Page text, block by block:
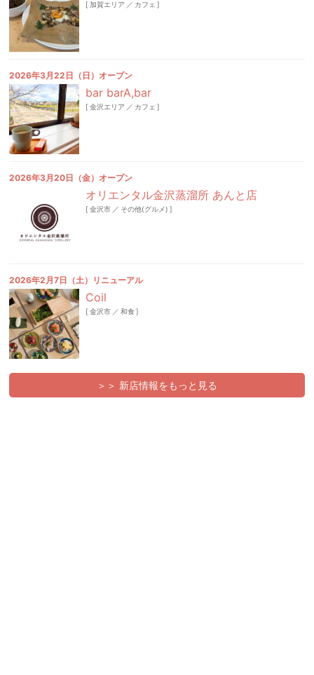
[ 加賀エリア ／ カフェ ]
2026年3月22日（日）オープン
bar barA,bar
[金沢エリア ／ カフェ ]
2026年3月20日（金）オープン
オリエンタル金沢蒸溜所 あんと店
[金沢市 ／ その他(グルメ) ]
2026年2月7日（土）リニューアル
Coil
[金沢市 ／ 和食]
＞＞ 新店情報をもっと見る